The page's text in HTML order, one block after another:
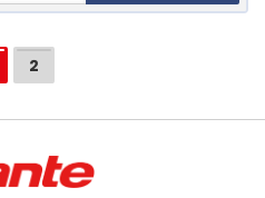
2